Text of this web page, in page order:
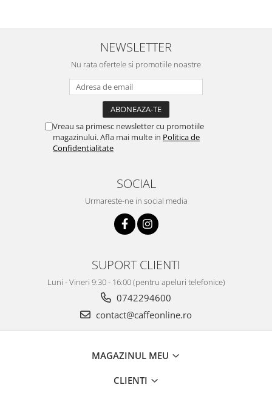
NEWSLETTER
Nu rata ofertele si promotiile noastre
Vreau sa primesc newsletter cu promotiile
magazinului. Afla mai multe in Politica de
Confidentialitate
SOCIAL
Urmareste-ne in social media
SUPORT CLIENTI
Luni - Vineri 9:30 - 16:00 (pentru apeluri telefonice)
0742294600
contact@caffeonline.ro
MAGAZINUL MEU
CLIENTI